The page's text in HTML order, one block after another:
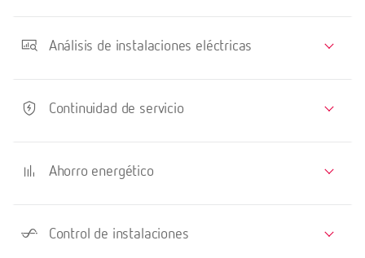
Análisis de instalaciones eléctricas
Continuidad de servicio
Ahorro energético
Control de instalaciones